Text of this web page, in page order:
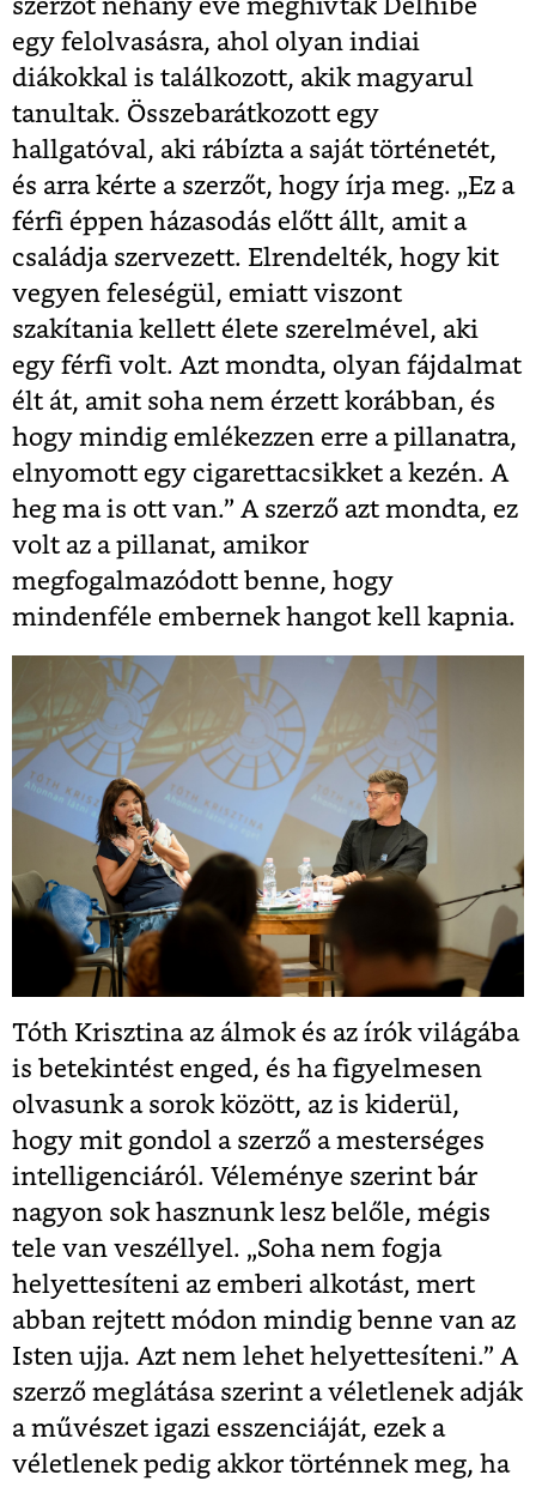
szerzőt néhány éve meghívták Delhibe
egy felolvasásra, ahol olyan indiai
diákokkal is találkozott, akik magyarul
tanultak. Összebarátkozott egy
hallgatóval, aki rábízta a saját történetét,
és arra kérte a szerzőt, hogy írja meg. „Ez a
férfi éppen házasodás előtt állt, amit a
családja szervezett. Elrendelték, hogy kit
vegyen feleségül, emiatt viszont
szakítania kellett élete szerelmével, aki
egy férfi volt. Azt mondta, olyan fájdalmat
élt át, amit soha nem érzett korábban, és
hogy mindig emlékezzen erre a pillanatra,
elnyomott egy cigarettacsikket a kezén. A
heg ma is ott van.” A szerző azt mondta, ez
volt az a pillanat, amikor
megfogalmazódott benne, hogy
mindenféle embernek hangot kell kapnia.
Tóth Krisztina az álmok és az írók világába
is betekintést enged, és ha figyelmesen
olvasunk a sorok között, az is kiderül,
hogy mit gondol a szerző a mesterséges
intelligenciáról. Véleménye szerint bár
nagyon sok hasznunk lesz belőle, mégis
tele van veszéllyel. „Soha nem fogja
helyettesíteni az emberi alkotást, mert
abban rejtett módon mindig benne van az
Isten ujja. Azt nem lehet helyettesíteni.” A
szerző meglátása szerint a véletlenek adják
a művészet igazi esszenciáját, ezek a
véletlenek pedig akkor történnek meg, ha